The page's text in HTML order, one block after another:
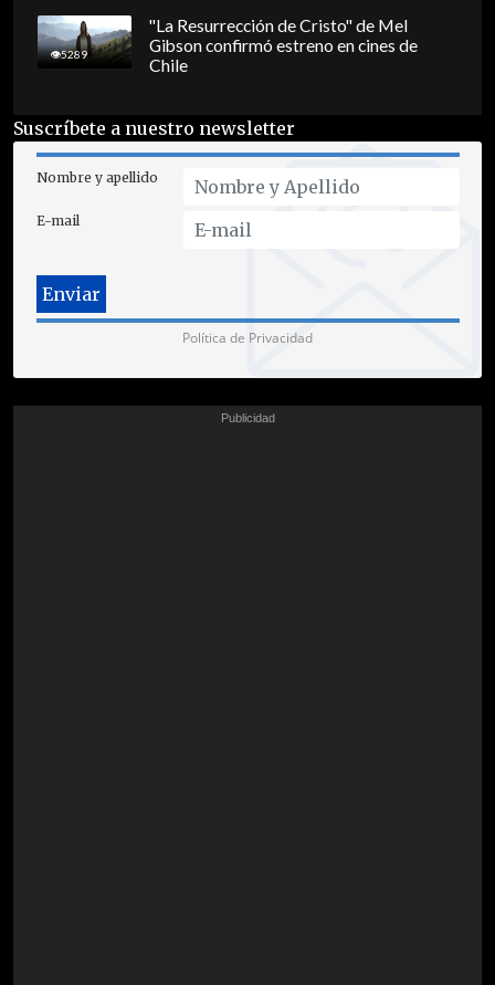
5289
"La Resurrección de Cristo" de Mel
Gibson confirmó estreno en cines de
Chile
Suscríbete a nuestro newsletter
Nombre y apellido
E-mail
Política de Privacidad